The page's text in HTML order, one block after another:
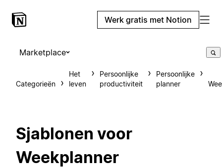
Werk gratis met Notion
Marketplace
Categorieën
Het
leven
Persoonlijke
productiviteit
Persoonlijke
planner
Sjablonen voor
Weekplanner